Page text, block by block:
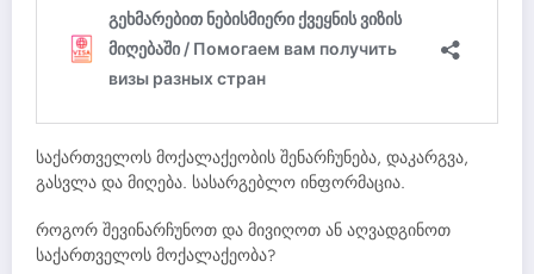
საქართველოს მოქალაქეობის შენარჩუნება, დაკარგვა,
გასვლა და მიღება. სასარგებლო ინფორმაცია.
როგორ შევინარჩუნოთ და მივიღოთ ან აღვადგინოთ
საქართველოს მოქალაქეობა?